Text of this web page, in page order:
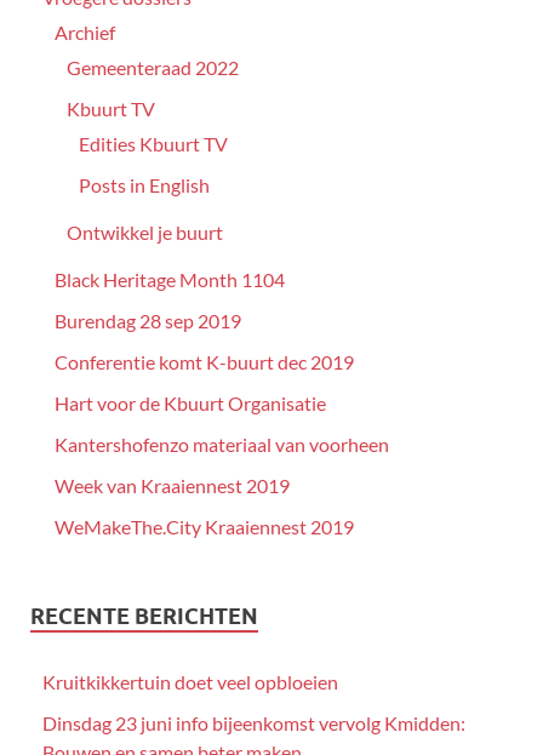
Archief
Gemeenteraad 2022
Kbuurt TV
Edities Kbuurt TV
Posts in English
Ontwikkel je buurt
Black Heritage Month 1104
Burendag 28 sep 2019
Conferentie komt K-buurt dec 2019
Hart voor de Kbuurt Organisatie
Kantershofenzo materiaal van voorheen
Week van Kraaiennest 2019
WeMakeThe.City Kraaiennest 2019
RECENTE BERICHTEN
Kruitkikkertuin doet veel opbloeien
Dinsdag 23 juni info bijeenkomst vervolg Kmidden: